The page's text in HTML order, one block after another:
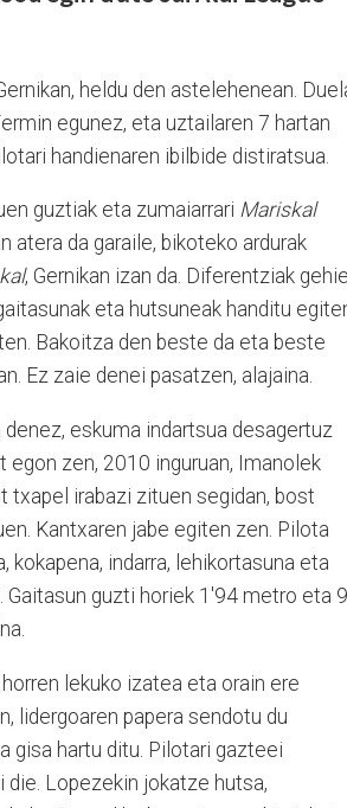
heldu den astelehenean.
egunez, eta uztailaren 7 hartan
handienaren ibilbide distiratsua.
guztiak eta zumaiarrari Mariskal
atera da garaile, bikoteko ardurak
, Gernikan izan da. Diferentziak
eta hutsuneak handitu
Bakoitza den beste da eta beste
Ez zaie denei pasatzen, alajaina.
eskuma indartsua desagertuz
zen, 2010 inguruan, Imanolek
txapel irabazi zituen segidan, bost
Kantxaren jabe egiten zen. Pilota
indarra, lehikortasuna eta
Gaitasun guzti horiek 1'94 metro eta
lekuko izatea eta orain ere
lidergoaren papera sendotu du
gisa hartu ditu. Pilotari gazteei
Lopezekin jokatze hutsa,